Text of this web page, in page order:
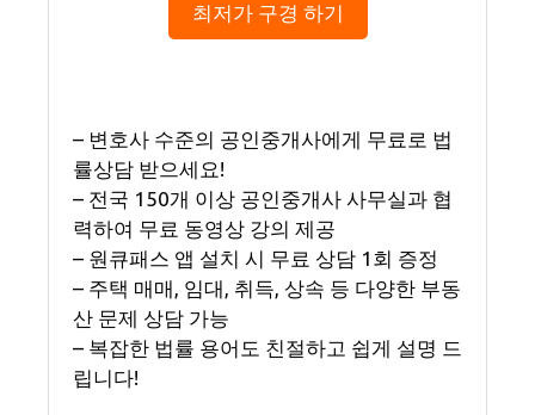
최저가 구경 하기
– 변호사 수준의 공인중개사에게 무료로 법
률상담 받으세요!
– 전국 150개 이상 공인중개사 사무실과 협
력하여 무료 동영상 강의 제공
– 원큐패스 앱 설치 시 무료 상담 1회 증정
– 주택 매매, 임대, 취득, 상속 등 다양한 부동
산 문제 상담 가능
– 복잡한 법률 용어도 친절하고 쉽게 설명 드
립니다!